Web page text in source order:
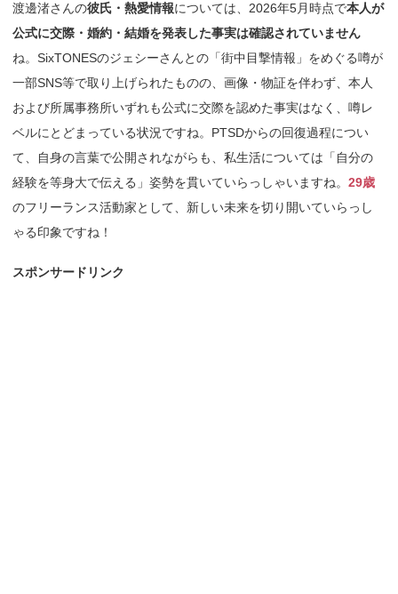
渡邊渚さんの彼氏・熱愛情報については、2026年5月時点で本人が
公式に交際・婚約・結婚を発表した事実は確認されていません
ね。SixTONESのジェシーさんとの「街中目撃情報」をめぐる噂が
一部SNS等で取り上げられたものの、画像・物証を伴わず、本人
および所属事務所いずれも公式に交際を認めた事実はなく、噂レ
ベルにとどまっている状況ですね。PTSDからの回復過程につい
て、自身の言葉で公開されながらも、私生活については「自分の
経験を等身大で伝える」姿勢を貫いていらっしゃいますね。29歳
のフリーランス活動家として、新しい未来を切り開いていらっし
ゃる印象ですね！
スポンサードリンク